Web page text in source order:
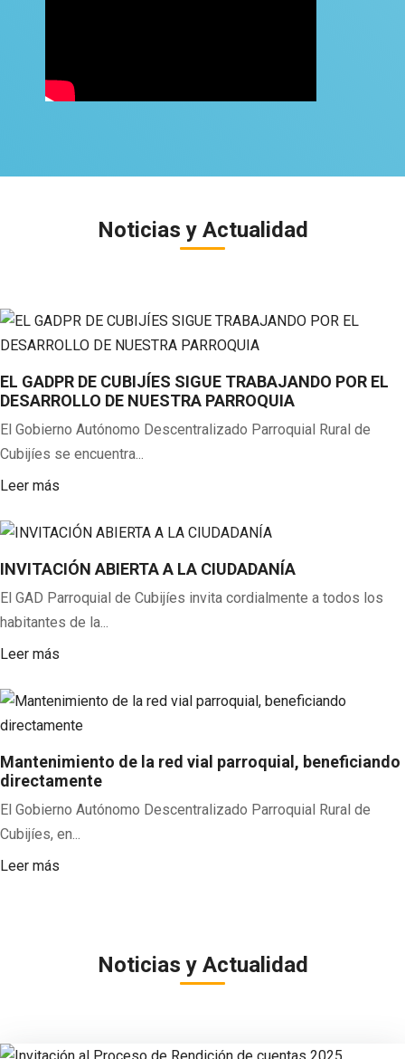
Noticias y Actualidad
EL GADPR DE CUBIJÍES SIGUE TRABAJANDO POR EL
DESARROLLO DE NUESTRA PARROQUIA
El Gobierno Autónomo Descentralizado Parroquial Rural de
Cubijíes se encuentra...
Leer más
INVITACIÓN ABIERTA A LA CIUDADANÍA
El GAD Parroquial de Cubijíes invita cordialmente a todos los
habitantes de la...
Leer más
Mantenimiento de la red vial parroquial, beneficiando
directamente
El Gobierno Autónomo Descentralizado Parroquial Rural de
Cubijíes, en...
Leer más
Noticias y Actualidad